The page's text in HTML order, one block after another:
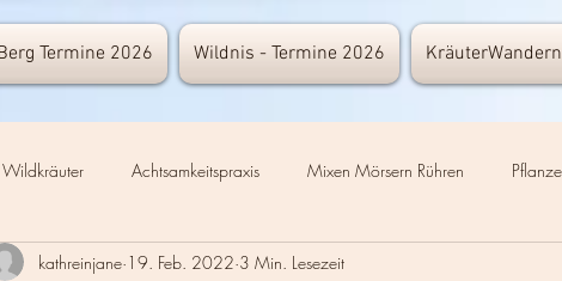
Termine 2026 Wildnis - Termine 2026
Wildkräuter Achtsamkeitspraxis Mixen Mörsern Rühren
Kräuterkundige Nützliches
kathreinjane 19. Feb. 2022 3 Min. Lesezeit